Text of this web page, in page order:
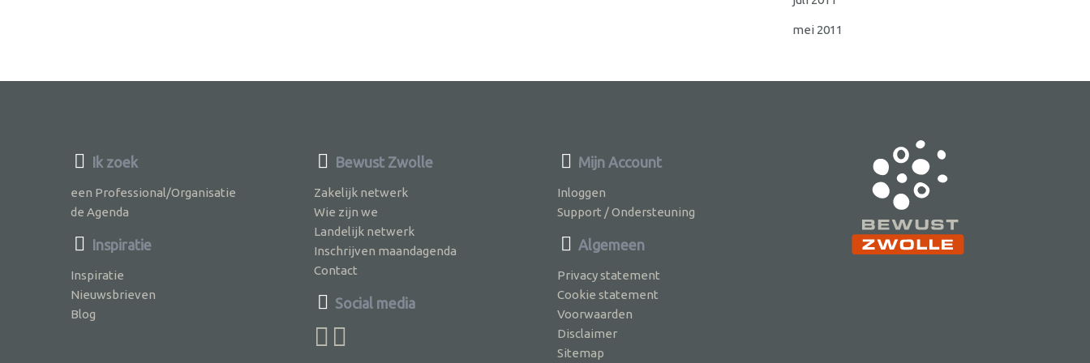
mei 2011
Ik zoek
een Professional/Organisatie
de Agenda
Inspiratie
Inspiratie
Nieuwsbrieven
Blog
Bewust Zwolle
Zakelijk netwerk
Wie zijn we
Landelijk netwerk
Inschrijven maandagenda
Contact
Social media
Mijn Account
Inloggen
Support / Ondersteuning
Algemeen
Privacy statement
Cookie statement
Voorwaarden
Disclaimer
Sitemap